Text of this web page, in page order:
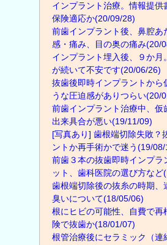
インプラント治療。情報提供
保険適応か(20/09/28)
前歯インプラント後、鼻腔あ
感・痛み、目の奥の痛み(20/
インプラント埋入後、９か月
が続いて不安です(20/06/26)
抜歯後即時インプラントから
うな圧迫感がありつらい(20/
前歯インプラント治療中、仮
出来具合が悪い(19/11/09)
[写真あり] 歯根端切除失敗？
ントか再手術かで迷う(19/08/
前歯３本の抜歯即時インプラ
ット、歯科医院の選び方など
歯根端切除後の抜糸の時期、
臭いについて(18/05/06)
根にヒビの可能性、自費で再
険で抜歯か(18/01/07)
根管治療後にセラミック（連